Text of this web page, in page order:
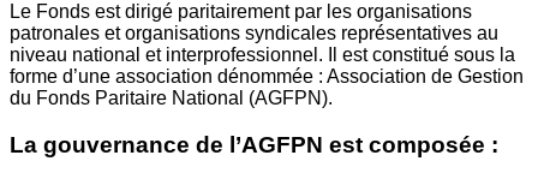
Le Fonds est dirigé paritairement par les organisations
patronales et organisations syndicales représentatives au
niveau national et interprofessionnel. Il est constitué sous la
forme d’une association dénommée : Association de Gestion
du Fonds Paritaire National (AGFPN).
La gouvernance de l’AGFPN est composée :